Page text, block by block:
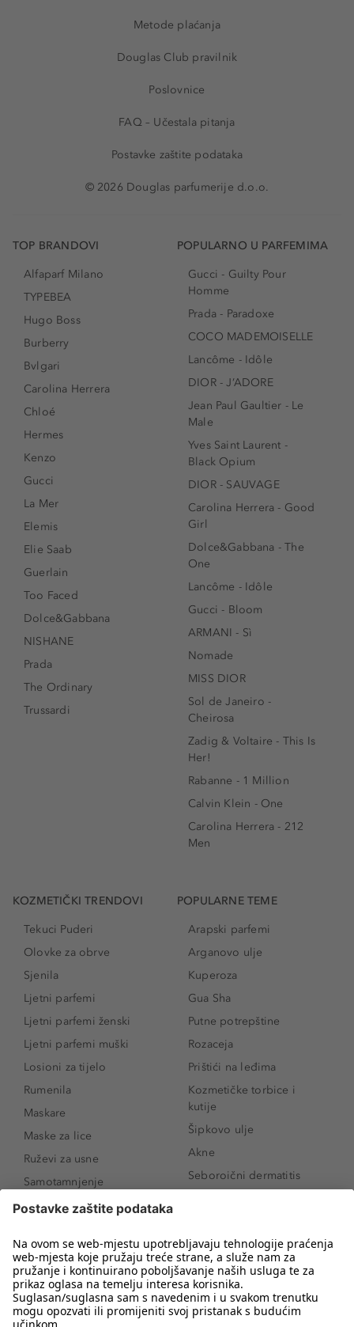
Metode plaćanja
Douglas Club pravilnik
Poslovnice
FAQ – Učestala pitanja
Postavke zaštite podataka
© 2026 Douglas parfumerije d.o.o.
TOP BRANDOVI
Alfaparf Milano
TYPEBEA
Hugo Boss
Burberry
Bvlgari
Carolina Herrera
Chloé
Hermes
Kenzo
Gucci
La Mer
Elemis
Elie Saab
Guerlain
Too Faced
Dolce&Gabbana
NISHANE
Prada
The Ordinary
Trussardi
POPULARNO U PARFEMIMA
Gucci - Guilty Pour
Homme
Prada - Paradoxe
COCO MADEMOISELLE
Lancôme - Idôle
DIOR - J’ADORE
Jean Paul Gaultier - Le
Male
Yves Saint Laurent -
Black Opium
DIOR - SAUVAGE
Carolina Herrera - Good
Girl
Dolce&Gabbana - The
One
Lancôme - Idôle
Gucci - Bloom
ARMANI - Sì
Nomade
MISS DIOR
Sol de Janeiro -
Cheirosa
Zadig & Voltaire - This Is
Her!
Rabanne - 1 Million
Calvin Klein - One
Carolina Herrera - 212
Men
KOZMETIČKI TRENDOVI
Tekuci Puderi
Olovke za obrve
Sjenila
Ljetni parfemi
Ljetni parfemi ženski
Ljetni parfemi muški
Losioni za tijelo
Rumenila
Maskare
Maske za lice
Ruževi za usne
Samotamnjenje
Puderi
Proizvodi za obrve
Sunce i zaštita
Serumi za lice
Proizvodi za čišćenje lica
POPULARNE TEME
Arapski parfemi
Arganovo ulje
Kuperoza
Gua Sha
Putne potrepštine
Rozaceja
Prištići na leđima
Kozmetičke torbice i
kutije
Šipkovo ulje
Akne
Seboroični dermatitis
Novo
Koji mi parfem
odgovara?
Kako našminkati oči da